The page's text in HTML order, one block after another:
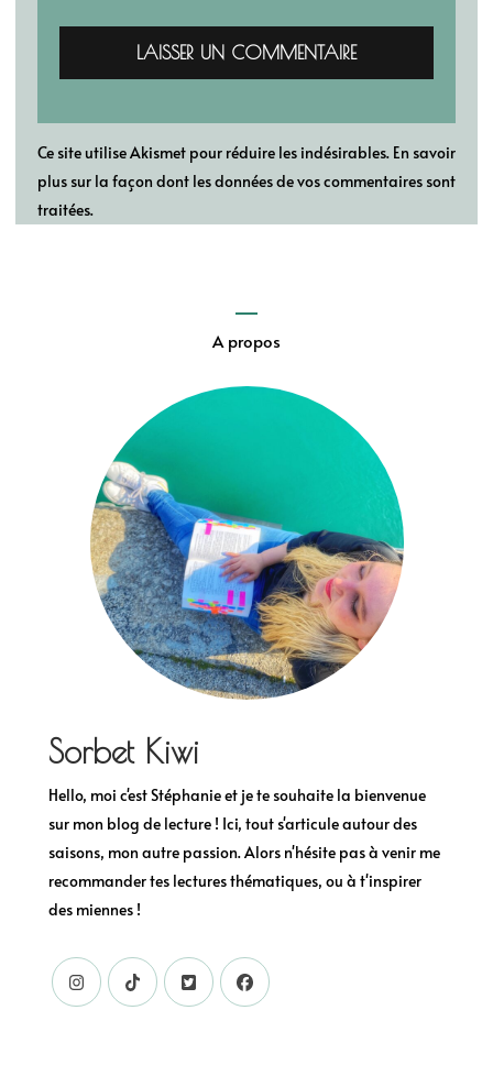
Ce site utilise Akismet pour réduire les indésirables. En savoir
plus sur la façon dont les données de vos commentaires sont
traitées.
A propos
Sorbet Kiwi
Hello, moi c'est Stéphanie et je te souhaite la bienvenue
sur mon blog de lecture ! Ici, tout s'articule autour des
saisons, mon autre passion. Alors n'hésite pas à venir me
recommander tes lectures thématiques, ou à t'inspirer
des miennes !